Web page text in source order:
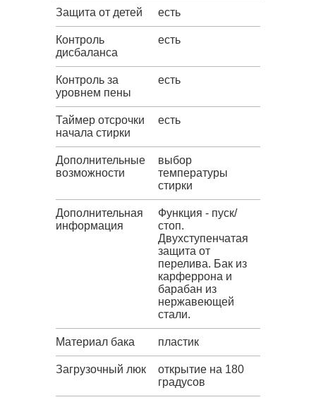
Защита от детей есть
Контроль
дисбаланса
есть
Контроль за
уровнем пены
есть
Таймер отсрочки
начала стирки
есть
Дополнительные
возможности
выбор
температуры
стирки
Дополнительная
информация
Функция - пуск/
стоп.
Двухступенчатая
защита от
перелива. Бак из
карферрона и
барабан из
нержавеющей
стали.
Материал бака пластик
Загрузочный люк
открытие на 180
градусов